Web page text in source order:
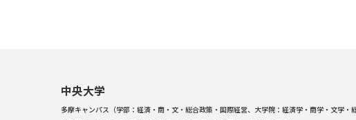
中央大学
多摩キャンパス（学部：経済・商・文・総合政策・国際経営、大学院：経済学・商学・文学・総